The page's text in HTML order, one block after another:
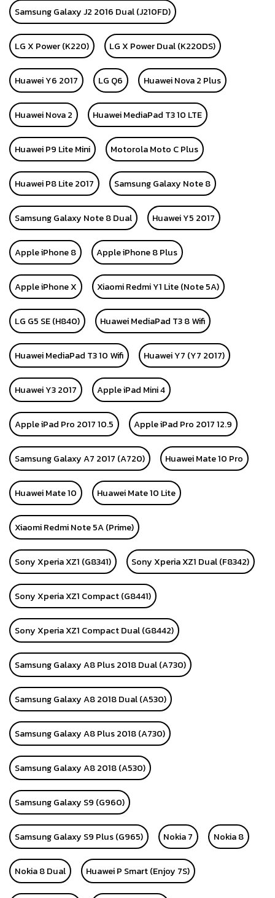
Samsung Galaxy J2 2016 Dual (J210FD)
LG X Power (K220) LG X Power Dual (K220DS)
Huawei Y6 2017 LG Q6 Huawei Nova 2 Plus
Huawei Nova 2 Huawei MediaPad T3 10 LTE
Huawei P9 Lite Mini Motorola Moto C Plus
Huawei P8 Lite 2017 Samsung Galaxy Note 8
Samsung Galaxy Note 8 Dual Huawei Y5 2017
Apple iPhone 8 Apple iPhone 8 Plus
Apple iPhone X Xiaomi Redmi Y1 Lite (Note 5A)
LG G5 SE (H840) Huawei MediaPad T3 8 Wifi
Huawei MediaPad T3 10 Wifi Huawei Y7 (Y7 2017)
Huawei Y3 2017 Apple iPad Mini 4
Apple iPad Pro 2017 10.5 Apple iPad Pro 2017 12.9
Samsung Galaxy A7 2017 (A720) Huawei Mate 10 Pro
Huawei Mate 10 Huawei Mate 10 Lite
Xiaomi Redmi Note 5A (Prime)
Sony Xperia XZ1 (G8341) Sony Xperia XZ1 Dual (F8342)
Sony Xperia XZ1 Compact (G8441)
Sony Xperia XZ1 Compact Dual (G8442)
Samsung Galaxy A8 Plus 2018 Dual (A730)
Samsung Galaxy A8 2018 Dual (A530)
Samsung Galaxy A8 Plus 2018 (A730)
Samsung Galaxy A8 2018 (A530)
Samsung Galaxy S9 (G960)
Samsung Galaxy S9 Plus (G965) Nokia 7 Nokia 8
Nokia 8 Dual Huawei P Smart (Enjoy 7S)